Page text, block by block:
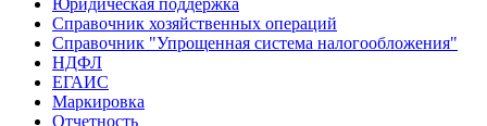
Справочник хозяйственных операций
Справочник "Упрощенная система налогообложения"
НДФЛ
ЕГАИС
Маркировка
Отчетность